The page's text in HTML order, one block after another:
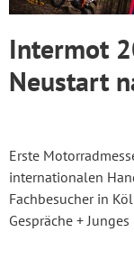
Intermot
Neustart
Erste
internationalen
Fachbesucher in
Gespräche +